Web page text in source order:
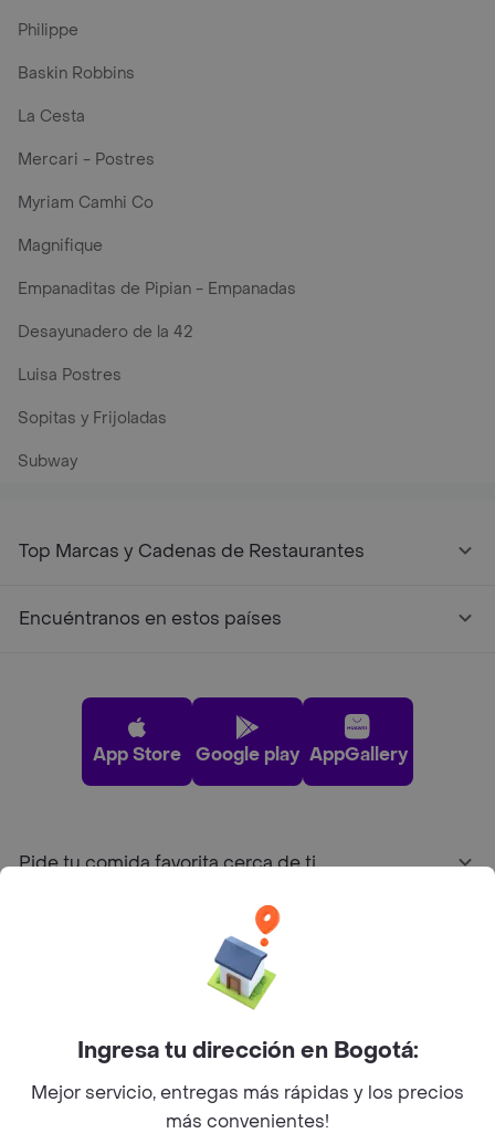
Philippe
Baskin Robbins
La Cesta
Mercari - Postres
Myriam Camhi Co
Magnifique
Empanaditas de Pipian - Empanadas
Desayunadero de la 42
Luisa Postres
Sopitas y Frijoladas
Subway
Top Marcas y Cadenas de Restaurantes
Encuéntranos en estos países
App Store Google play AppGallery
Pide tu comida favorita cerca de ti
Sobre Rappi
Facebook
Twitter
Instagram
Ingresa tu dirección en Bogotá:
Mejor servicio, entregas más rápidas y los precios
más convenientes!